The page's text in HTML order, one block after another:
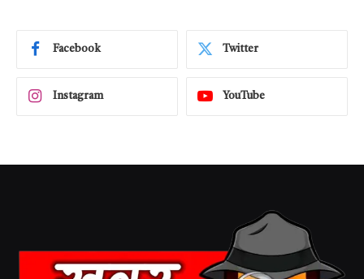
Facebook Twitter
Instagram YouTube